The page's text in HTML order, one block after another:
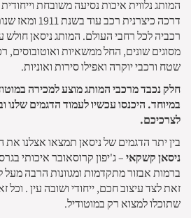
המותג נלווית איכות נסיעה משובחת
רכביה לכל רחבי העולם. המותג ניסאן
מסוגים שונים, החל ממשאיות ואוטובוסים,
שטח ורכבי יוקרה ואפילו סירות ואוניות.
חלק נכבד מרכבי המותג מוצע למכירה
במיוחד. היכנסו עכשיו לעמוד הדגמים
לצרכיכם.
בין יתר הדגמים של ניסאן תמצאו אצלנו
ניסאן קשקאי– ג'יפון קרוסאובר איכותי
ברמות אבזור מתקדמות ומגוונות הרבה מעל
זאת לצד עיצוב חכם, ייחודי ושובה עין .
שתוכלו למצוא רק במוטודיל.